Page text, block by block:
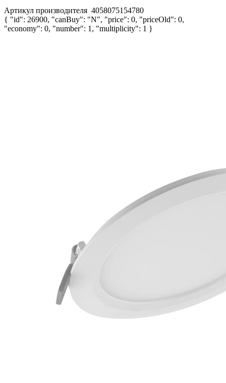
Артикул производителя 4058075154780
{ "id": 26900, "canBuy": "N", "price": 0, "priceOld": 0,
"economy": 0, "number": 1, "multiplicity": 1 }